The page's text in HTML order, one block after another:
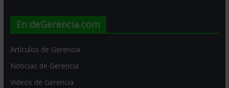
En deGerencia.com
Artículos de Gerencia
Noticias de Gerencia
Videos de Gerencia